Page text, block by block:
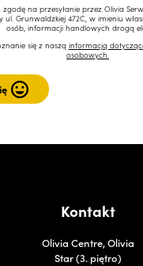
na przesyłanie przez Olivia
ul. Grunwaldzkiej 472C, w imieniu
osób, informacji handlowych drogą
się z naszą informacją
osobowych.
Kontakt
Olivia Centre, Olivia
Star (3. piętro)